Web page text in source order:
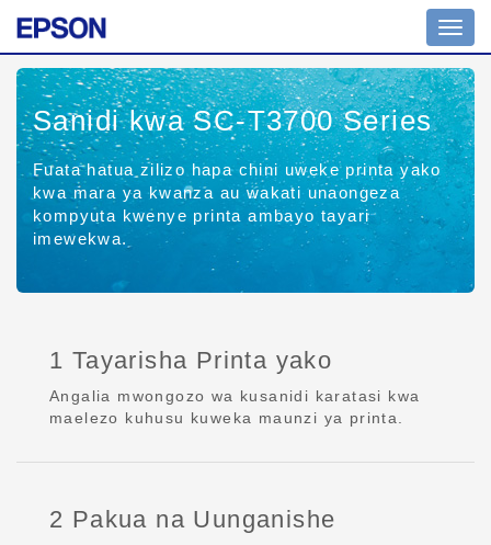
Sanidi kwa SC-T3700 Series
Fuata hatua zilizo hapa chini uweke printa yako
kwa mara ya kwanza au wakati unaongeza
kompyuta kwenye printa ambayo tayari
imewekwa.
1 Tayarisha Printa yako
Angalia mwongozo wa kusanidi karatasi kwa
maelezo kuhusu kuweka maunzi ya printa.
2 Pakua na Uunganishe